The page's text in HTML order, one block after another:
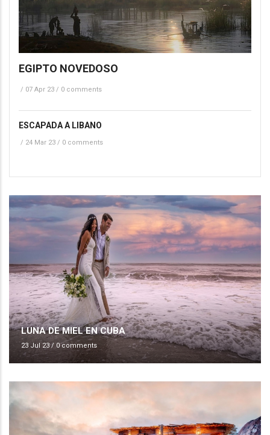
EGIPTO NOVEDOSO
/ 07 Apr 23 / 0 comments
ESCAPADA A LIBANO
/ 24 Mar 23 / 0 comments
LUNA DE MIEL EN CUBA
23 Jul 23/ 0 comments